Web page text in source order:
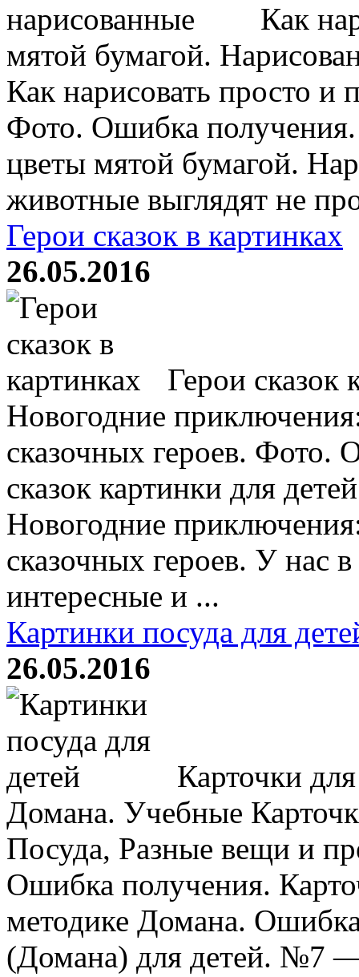
Как
мятой бумагой.
Как нарисовать просто и
Фото. Ошибка получения.
цветы мятой бумагой.
животные выглядят не
Герои сказок в картинках
26.05.2016
Герои сказок
Новогодние
сказочных героев. Фото.
сказок картинки для
Новогодние
сказочных героев. У нас
интересные и ...
Картинки посуда для
26.05.2016
Карточки
Домана. Учебные
Посуда, Разные вещи и
Ошибка получения.
методике Домана.
(Домана) для детей. №7